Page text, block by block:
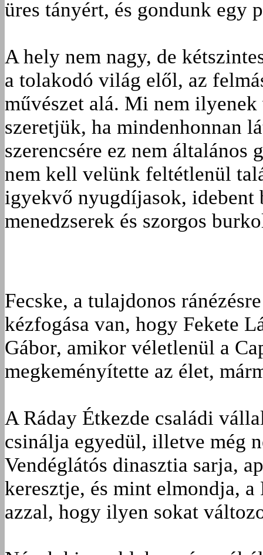
üres tányért, és gondunk egy
A hely nem nagy, de
a tolakodó világ elől, az
művészet alá. Mi nem
szeretjük, ha mindenhonnan
szerencsére ez nem
nem kell velünk feltétlenül
igyekvő nyugdíjasok,
menedzserek és szorgos
Fecske, a tulajdonos
kézfogása van, hogy Fekete
Gábor, amikor véletlenül a
megkeményítette az élet,
A Ráday Étkezde családi
csinálja egyedül, illetve még
Vendéglátós dinasztia sarja,
keresztje, és mint elmondja,
azzal, hogy ilyen sokat